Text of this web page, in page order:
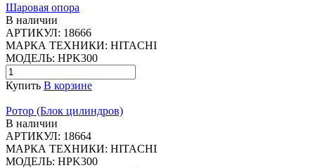
Шаровая опора
В наличии
АРТИКУЛ: 18666
МАРКА ТЕХНИКИ: HITACHI
МОДЕЛЬ: HPK300
Купить В корзине
Ротор (Блок цилиндров)
В наличии
АРТИКУЛ: 18664
МАРКА ТЕХНИКИ: HITACHI
МОДЕЛЬ: HPK300